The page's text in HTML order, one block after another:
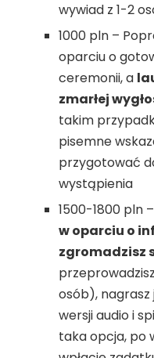
wywiad z 1-2
1000 pln –
oparciu o
ceremonii, a
zmarłej
takim
pisemne
przygotować
wystąpienia
1500-1800 pln
w oparciu o
zgromadzisz
osób), nagrasz
wersji audio i
taka opcja, po